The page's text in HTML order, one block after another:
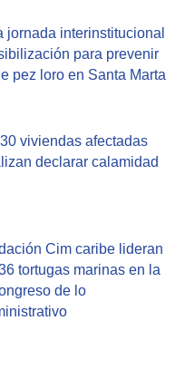
jornada interinstitucional
para prevenir
pez loro en Santa Marta
viviendas afectadas
declarar calamidad
Cim caribe lideran
tortugas marinas en la
de lo